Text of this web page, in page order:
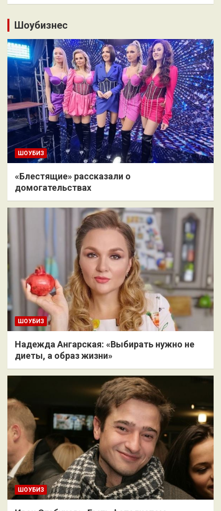
Шоубизнес
ШОУБИЗ
«Блестящие» рассказали о
домогательствах
ШОУБИЗ
Надежда Ангарская: «Выбирать нужно не
диеты, а образ жизни»
ШОУБИЗ